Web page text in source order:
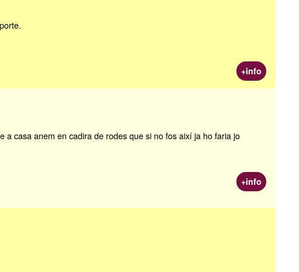
+info
casa anem en cadira de rodes que si no fos així ja ho faria jo
+info